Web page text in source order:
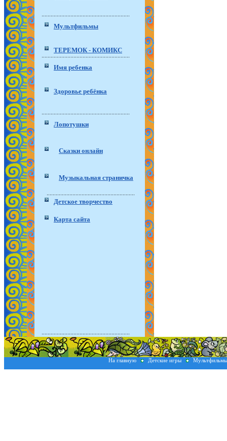
Мультфильмы
ТЕРЕМОК - КОМИКС
Имя ребенка
Здоровье ребёнка
Лопотушки
Сказки онлайн
Музыкальная страничка
Детское творчество
Карта сайта
На главную Детские игры Мультфильмы